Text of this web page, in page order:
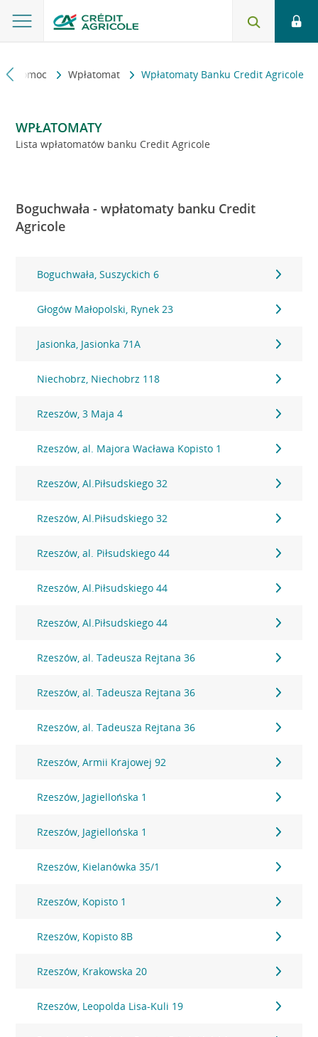
i pomoc Wpłatomat Wpłatomaty Banku Credit Agricole
WPŁATOMATY
Lista wpłatomatów banku Credit Agricole
Boguchwała - wpłatomaty banku Credit
Agricole
Boguchwała, Suszyckich 6
Głogów Małopolski, Rynek 23
Jasionka, Jasionka 71A
Niechobrz, Niechobrz 118
Rzeszów, 3 Maja 4
Rzeszów, al. Majora Wacława Kopisto 1
Rzeszów, Al.Piłsudskiego 32
Rzeszów, Al.Piłsudskiego 32
Rzeszów, al. Piłsudskiego 44
Rzeszów, Al.Piłsudskiego 44
Rzeszów, Al.Piłsudskiego 44
Rzeszów, al. Tadeusza Rejtana 36
Rzeszów, al. Tadeusza Rejtana 36
Rzeszów, al. Tadeusza Rejtana 36
Rzeszów, Armii Krajowej 92
Rzeszów, Jagiellońska 1
Rzeszów, Jagiellońska 1
Rzeszów, Kielanówka 35/1
Rzeszów, Kopisto 1
Rzeszów, Kopisto 8B
Rzeszów, Krakowska 20
Rzeszów, Leopolda Lisa-Kuli 19